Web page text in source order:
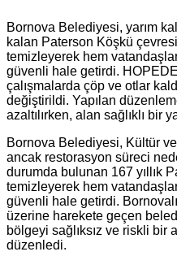
Bornova Belediyesi, yarım
kalan Paterson Köşkü
temizleyerek hem
güvenli hale getirdi.
çalışmalarda çöp ve otlar
değiştirildi. Yapılan
azaltılırken, alan sağlıklı bir
Bornova Belediyesi, Kültür ve
ancak restorasyon süreci
durumda bulunan 167 yıllık
temizleyerek hem
güvenli hale getirdi.
üzerine harekete geçen
bölgeyi sağlıksız ve riskli bir
düzenledi.